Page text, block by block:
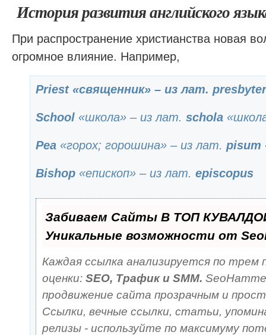
История развития английского
При распространение христианства новая
огромное влияние. Например,
Priest«священник» – из лат. presbyter
School «школа» – из лат. schola
Pea «горох; горошина» – из лат. pisum
Bishop «епископ» – из лат. episcopus
Забиваем Сайты В ТОП
Уникальные возможности от
Каждая ссылка анализируется по трем
оценки: SEO, Трафик и SMM.
продвижение сайта прозрачным и
Ссылки, вечные ссылки, статьи,
релизы - используйте по максимуму